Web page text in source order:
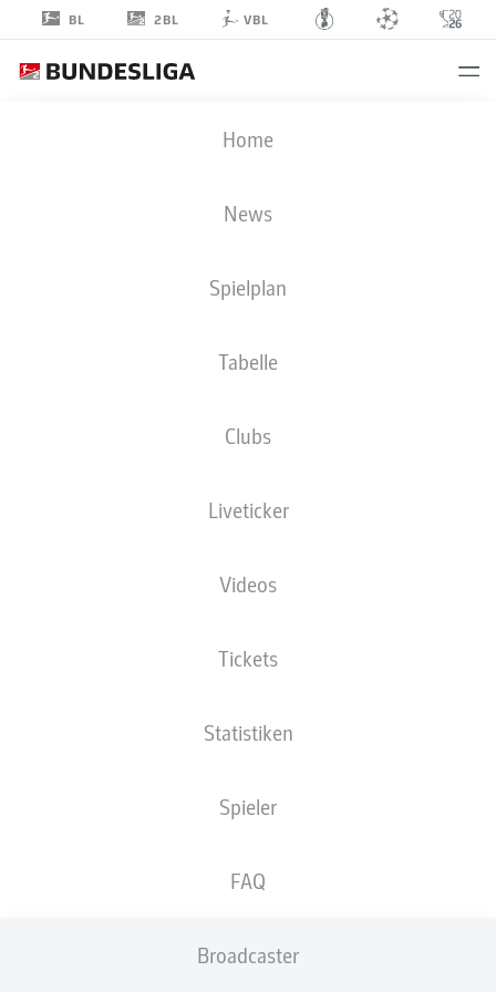
BL 2BL VBL
Home
News
Spielplan
Tabelle
Clubs
Liveticker
Videos
Tickets
Statistiken
Spieler
FAQ
Broadcaster
29.08.1977
NEWS